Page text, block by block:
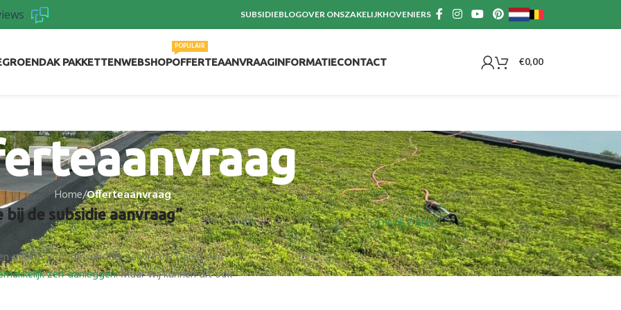
SUBSIDIEBLOGOVER ONSZAKELIJKHOVENIERS
GROENDAK PAKKETTENWEBSHOPOFFERTEAANVRAAG
POPULAIR
INFORMATIECONTACT €0,00
Home/Offerteaanvraag
de subsidie aanvraag”
voor de subsidie aanvraag? Dan is een
zelf aanleggen. Maar wij kunnen dit ook
DOWNLOADS